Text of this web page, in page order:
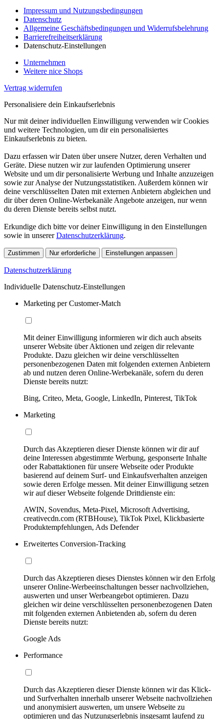
Impressum und Nutzungsbedingungen
Datenschutz
Allgemeine Geschäftsbedingungen und Widerrufsbelehrung
Barrierefreiheitserklärung
Datenschutz-Einstellungen
Unternehmen
Weitere nice Shops
Vertrag widerrufen
Personalisiere dein Einkaufserlebnis
Nur mit deiner individuellen Einwilligung verwenden wir Cookies
und weitere Technologien, um dir ein personalisiertes
Einkaufserlebnis zu bieten.
Dazu erfassen wir Daten über unsere Nutzer, deren Verhalten und
Geräte. Diese nutzen wir zur laufenden Optimierung unserer
Website und um dir personalisierte Werbung und Inhalte anzuzeigen
sowie zur Analyse der Nutzungsstatistiken. Außerdem können wir
deine verschlüsselten Daten mit externen Anbietern abgleichen und
dir über deren Online-Werbekanäle Angebote anzeigen, nur wenn
du deren Dienste bereits selbst nutzt.
Erkundige dich bitte vor deiner Einwilligung in den Einstellungen
sowie in unsererDatenschutzerklärung.
Zustimmen Nur erforderliche Einstellungen anpassen
Datenschutzerklärung
Individuelle Datenschutz-Einstellungen
Marketing per Customer-Match
Mit deiner Einwilligung informieren wir dich auch abseits
unserer Website über Aktionen und zeigen dir relevante
Produkte. Dazu gleichen wir deine verschlüsselten
personenbezogenen Daten mit folgenden externen Anbietern
ab und nutzen deren Online-Werbekanäle, sofern du deren
Dienste bereits nutzt:
Bing, Criteo, Meta, Google, LinkedIn, Pinterest, TikTok
Marketing
Durch das Akzeptieren dieser Dienste können wir dir auf
deine Interessen abgestimmte Werbung, gesponserte Inhalte
oder Rabattaktionen für unsere Webseite oder Produkte
basierend auf deinem Surf- und Einkaufsverhalten anzeigen
sowie deren Erfolge messen. Mit deiner Einwilligung setzen
wir auf dieser Webseite folgende Drittdienste ein:
AWIN, Sovendus, Meta-Pixel, Microsoft Advertising,
creativecdn.com (RTBHouse), TikTok Pixel, Klickbasierte
Produktempfehlungen, Ads Defender
Erweitertes Conversion-Tracking
Durch das Akzeptieren dieses Dienstes können wir den Erfolg
unserer Online-Werbeeinschaltungen besser nachvollziehen,
auswerten und unser Werbeangebot optimieren. Dazu
gleichen wir deine verschlüsselten personenbezogenen Daten
mit folgenden externen Anbietenden ab, sofern du deren
Dienste bereits nutzt:
Google Ads
Performance
Durch das Akzeptieren dieser Dienste können wir das Klick-
und Surfverhalten innerhalb unserer Webseite nachvollziehen
und anonymisiert auswerten, um unsere Webseite zu
optimieren und das Nutzungserlebnis insgesamt laufend zu